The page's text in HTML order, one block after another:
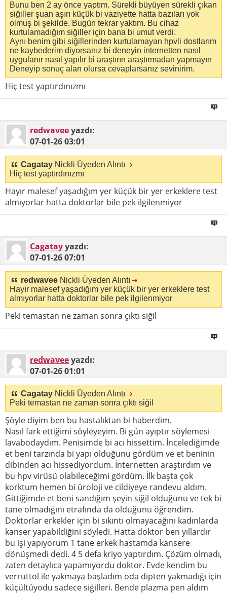
Bunu ben 2 ay önce yaptım. Sürekli büyüyen sürekli çıkan
siğiller şuan aşırı küçük bi vaziyette hatta bazıları yok
olmuş bi şekilde. Bugün tekrar yaktım. Bu cihaz
kurtulamadığım siğiller için bana bi umut verdi.
Aynı benim gibi siğillerinden kurtulamayan hpvli dostlarım
ne kaybederim diyorsanız bi deneyin internetten nasıl
uygulanır nasıl yapılır bi araştırın araştırmadan yapmayın
Deneyip sonuç alan olursa cevaplarsanız sevinirim.
Hiç test yaptırdınızmı
redwaveeyazdı:
07-01-2603:01
Cagatay Nickli Üyeden Alıntı
Hiç test yaptırdınızmı
Hayır malesef yaşadığım yer küçük bir yer erkeklere test
almıyorlar hatta doktorlar bile pek ilgilenmiyor
Cagatayyazdı:
07-01-2607:01
redwavee Nickli Üyeden Alıntı
Hayır malesef yaşadığım yer küçük bir yer erkeklere test
almıyorlar hatta doktorlar bile pek ilgilenmiyor
Peki temastan ne zaman sonra çıktı siğil
redwaveeyazdı:
07-01-2601:01
Cagatay Nickli Üyeden Alıntı
Peki temastan ne zaman sonra çıktı siğil
Şöyle diyim ben bu hastalıktan bi haberdim.
Nasıl fark ettiğimi söyleyeyim. Bi gün ayıptır söylemesi
lavabodaydım. Penisimde bi acı hissettim. İncelediğimde
et beni tarzında bi yapı olduğunu gördüm ve et beninin
dibinden acı hissediyordum. İnternetten araştırdım ve
bu hpv virüsü olabileceğimi gördüm. İlk başta çok
korktum hemen bi üroloji ve cildiyeye randevu aldım.
Gittiğimde et beni sandığım şeyin siğil olduğunu ve tek bi
tane olmadığını etrafında da olduğunu öğrendim.
Doktorlar erkekler için bi sıkıntı olmayacağını kadınlarda
kanser yapabildiğini söyledi. Hatta doktor ben yıllardır
bu işi yapıyorum 1 tane erkek hastamda kansere
dönüşmedi dedi. 4 5 defa kriyo yaptırdım. Çözüm olmadı,
zaten detaylıca yapamıyordu doktor. Evde kendim bu
verruttol ile yakmaya başladım oda dipten yakmadığı için
küçültüyodu sadece siğilleri. Bende plazma pen aldım